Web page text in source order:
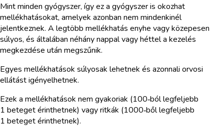
Mint minden gyógyszer, így ez a gyógyszer is okozhat
mellékhatásokat, amelyek azonban nem mindenkinél
jelentkeznek. A legtöbb mellékhatás enyhe vagy közepesen
súlyos, és általában néhány nappal vagy héttel a kezelés
megkezdése után megszűnik.
Egyes mellékhatások súlyosak lehetnek és azonnali orvosi
ellátást igényelhetnek.
Ezek a mellékhatások nem gyakoriak (100‑ból legfeljebb
1 beteget érinthetnek) vagy ritkák (1000‑ből legfeljebb
1 beteget érinthetnek).